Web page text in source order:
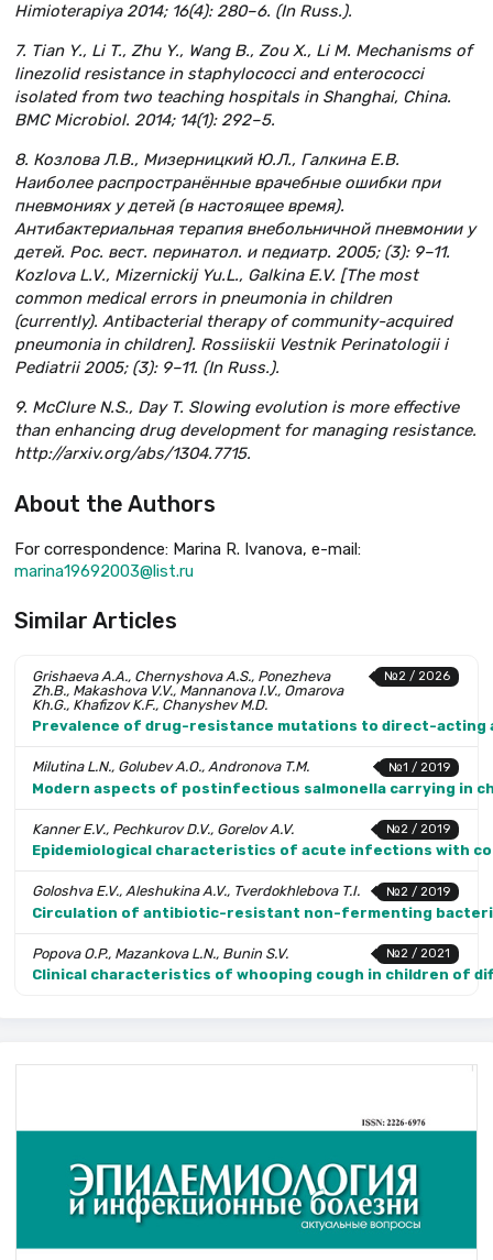
Himioterapiya 2014; 16(4): 280–6. (In Russ.).
7. Tian Y., Li T., Zhu Y., Wang B., Zou X., Li M. Mechanisms of
linezolid resistance in staphylococci and enterococci
isolated from two teaching hospitals in Shanghai, China.
BMC Microbiol. 2014; 14(1): 292–5.
8. Козлова Л.В., Мизерницкий Ю.Л., Галкина Е.В.
Наиболее распространённые врачебные ошибки при
пневмониях у детей (в настоящее время).
Антибактериальная терапия внебольничной пневмонии у
детей. Рос. вест. перинатол. и педиатр. 2005; (3): 9–11.
Kozlova L.V., Mizernickij Yu.L., Galkina E.V. [The most
common medical errors in pneumonia in children
(currently). Antibacterial therapy of community-acquired
pneumonia in children]. Rossiiskii Vestnik Perinatologii i
Pediatrii 2005; (3): 9–11. (In Russ.).
9. McClure N.S., Day T. Slowing evolution is more effective
than enhancing drug development for managing resistance.
http://arxiv.org/abs/1304.7715.
About the Authors
For correspondence: Marina R. Ivanova, e-mail:
marina19692003@list.ru
Similar Articles
№2 / 2026
Grishaeva A.A., Chernyshova A.S., Ponezheva
Zh.B., Makashova V.V., Mannanova I.V., Omarova
Kh.G., Khafizov K.F., Chanyshev M.D.
Prevalence of drug-resistance mutations to direct-acting
№1 / 2019
Milutina L.N., Golubev A.O., Andronova T.M.
Modern aspects of postinfectious salmonella carrying in
№2 / 2019
Kanner E.V., Pechkurov D.V., Gorelov A.V.
Epi­demiological characteristics of acute infections with
№2 / 2019
Goloshva E.V., Aleshukina A.V., Tverdokhlebova T.I.
Circulation of antibiotic-resistant non-fermenting
№2 / 2021
Popova O.P., Mazankova L.N., Bunin S.V.
Clinical characteristics of whooping cough in children of